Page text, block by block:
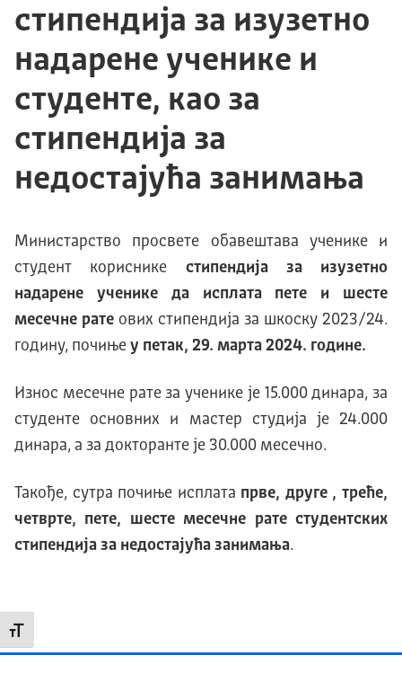
Промени величину слова
стипендија за изузетно
надарене ученике и
студенте, као за
стипендија за
недостајућа занимања
Министарство просвете обавештава ученике и
студент кориснике стипендија за изузетно
надарене ученике да исплата пете и шесте
месечне рате ових стипендија за шкоску 2023/24.
годину, почиње у петак, 29. марта 2024. године.
Износ месечне рате за ученике је 15.000 динара, за
студенте основних и мастер студија је 24.000
динара, а за докторанте је 30.000 месечно.
Такође, сутра почиње исплата прве, друге , треће,
четврте, пете, шесте месечне рате студентских
стипендија за недостајућа занимања.